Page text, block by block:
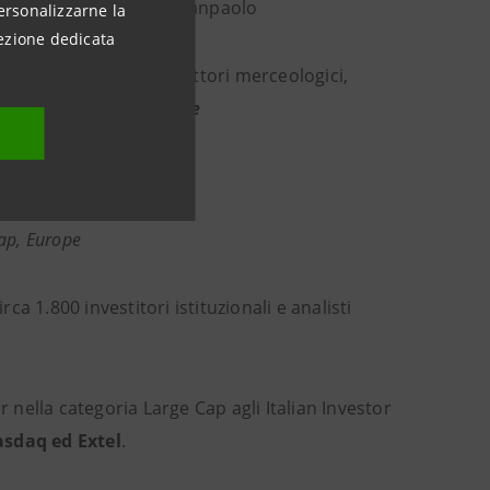
la
dedicata
ha premiato Intesa Sanpaolo
e analisti tra tutti i settori merceologici,
Large-Cap, Europe
Europe
1.800 investitori istituzionali e analisti
categoria Large Cap agli Italian Investor
ed Extel.